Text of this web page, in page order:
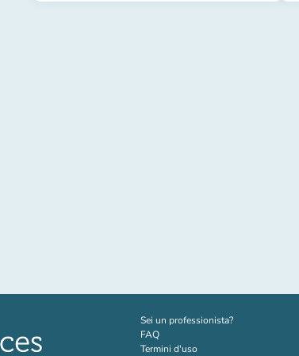
Sei un professionista?(nuova scheda)
FAQ
Termini d'uso